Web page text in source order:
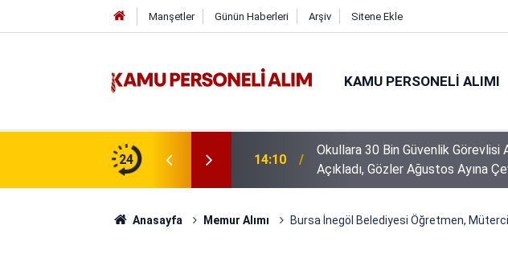
Manşetler Günün Haberleri Arşiv Sitene Ekle
KAMU PERSONELI ALIMI
24
İŞKUR İUP başvuruları 14:10
Okullara 30 Bin Güvenlik Görevlisi
Açıkladı, Gözler Ağustos Ayına
Anasayfa Memur Alımı Bursa İnegöl Belediyesi Öğretmen,